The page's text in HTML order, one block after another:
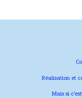
Réalisation et
Mais si